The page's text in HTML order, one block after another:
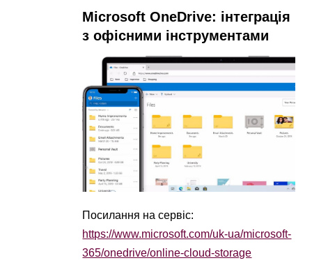
Microsoft OneDrive: інтеграція
з офісними інструментами
Посилання на сервіс:
https://www.microsoft.com/uk-ua/microsoft-
365/onedrive/online-cloud-storage